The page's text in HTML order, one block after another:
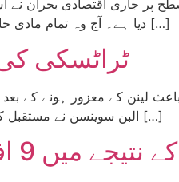
دیا ہے۔ آج وہ تمام مادی حالات موجود ہیں جو مزدور انقلاب کیلئے ضروری ہوتے ہیں اور اگر کسی ایک شے کی کمی ہے تو وہ […]
ٹراٹسکی
کے باعث لینن کے معزور
البن سوینسن نے مستقبل کی لیفٹ اپوزیشن اور سٹالن، زنوثیف اور کامینیف کے گٹھ جوڑ ”تین کا ٹولہ“ کے مابین اختلافات پہلی […]